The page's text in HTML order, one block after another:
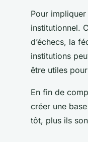
Pour
institutionnel.
d’échecs, la
institutions
être utiles
En fin de
créer une
tôt, plus ils